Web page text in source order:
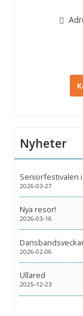
Nyheter
Seniorfestivalen
2026-03-27
Nya resor!
2026-03-16
2026-02-06
Ullared
2025-12-23